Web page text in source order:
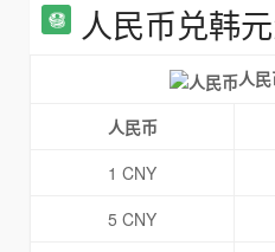
人民币兑韩
人
人民币
1 CNY
5 CNY